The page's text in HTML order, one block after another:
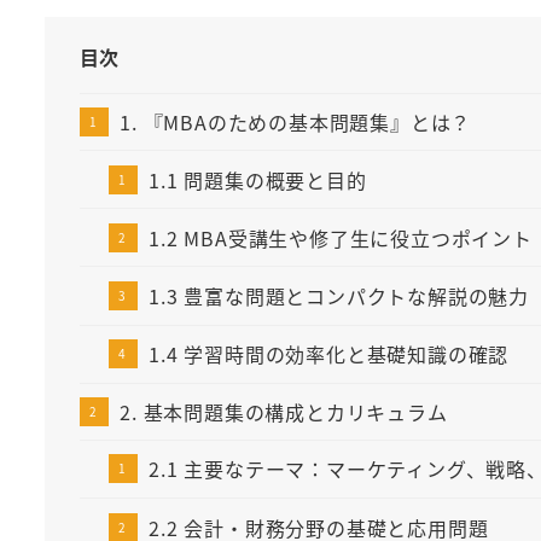
目次
1. 『MBAのための基本問題集』とは？
1.1 問題集の概要と目的
1.2 MBA受講生や修了生に役立つポイント
1.3 豊富な問題とコンパクトな解説の魅力
1.4 学習時間の効率化と基礎知識の確認
2. 基本問題集の構成とカリキュラム
2.1 主要なテーマ：マーケティング、戦略
2.2 会計・財務分野の基礎と応用問題